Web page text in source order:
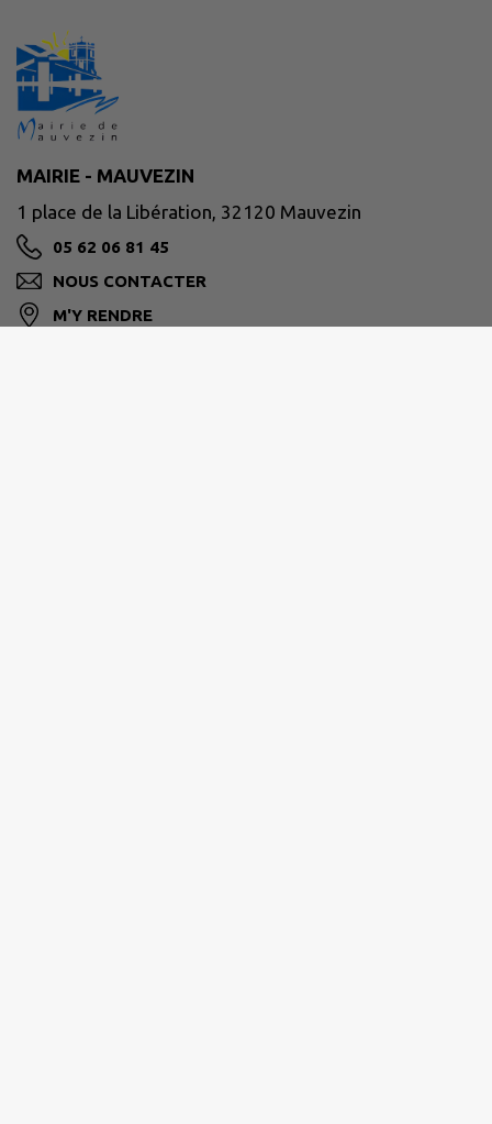
MAIRIE - MAUVEZIN
1 place de la Libération, 32120 Mauvezin
05 62 06 81 45
NOUS CONTACTER
M'Y RENDRE